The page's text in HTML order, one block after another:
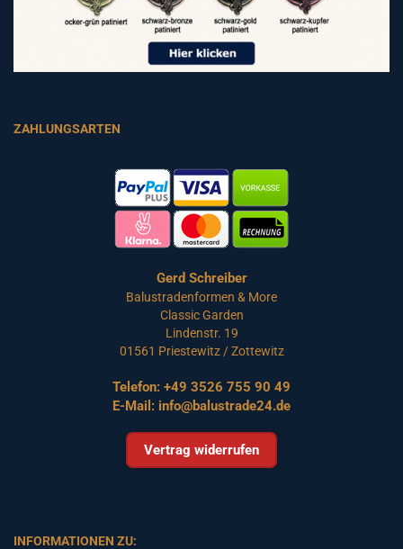
ZAHLUNGSARTEN
Gerd Schreiber
Balustradenformen & More
Classic Garden
Lindenstr. 19
01561 Priestewitz / Zottewitz
Telefon: +49 3526 755 90 49
E-Mail: info@balustrade24.de
Vertrag widerrufen
INFORMATIONEN ZU: